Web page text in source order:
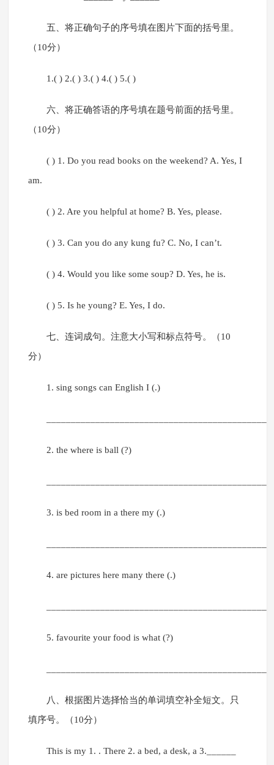
五、将正确句子的序号填在图片下面的括号里。
（10分）
1.( ) 2.( ) 3.( ) 4.( ) 5.( )
六、将正确答语的序号填在题号前面的括号里。
（10分）
( ) 1. Do you read books on the weekend? A. Yes, I
am.
( ) 2. Are you helpful at home? B. Yes, please.
( ) 3. Can you do any kung fu? C. No, I can’t.
( ) 4. Would you like some soup? D. Yes, he is.
( ) 5. Is he young? E. Yes, I do.
七、连词成句。注意大小写和标点符号。（10
分）
1. sing songs can English I (.)
2. the where is ball (?)
3. is bed room in a there my (.)
4. are pictures here many there (.)
5. favourite your food is what (?)
八、根据图片选择恰当的单词填空补全短文。只
填序号。（10分）
This is my 1. . There 2. a bed, a desk, a 3.______